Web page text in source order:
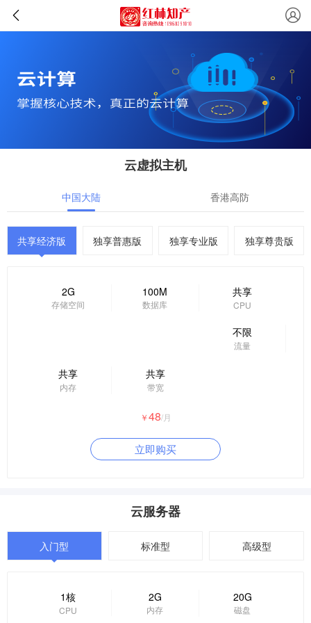
云虚拟主机
中国大陆 香港高防
共享经济版 独享普惠版 独享专业版 独享尊贵版
2G
存储空间
100M
数据库
共享
CPU
不限
流量
共享
内存
共享
带宽
￥48/月
立即购买
云服务器
入门型 标准型 高级型
1核
CPU
2G
内存
20G
磁盘